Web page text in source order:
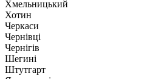
Хмельницький
Хотин
Черкаси
Чернівці
Чернігів
Шегині
Штутгарт